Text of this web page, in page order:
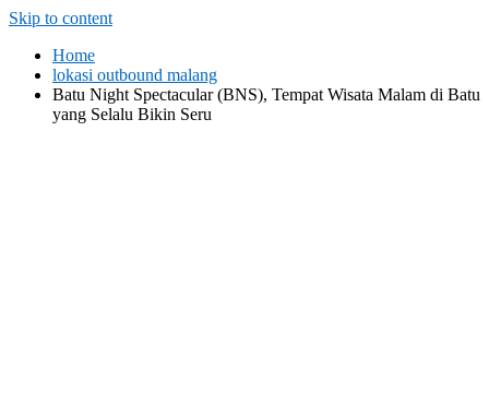
Skip to content
Home
lokasi outbound malang
Batu Night Spectacular (BNS), Tempat Wisata Malam di Batu
yang Selalu Bikin Seru